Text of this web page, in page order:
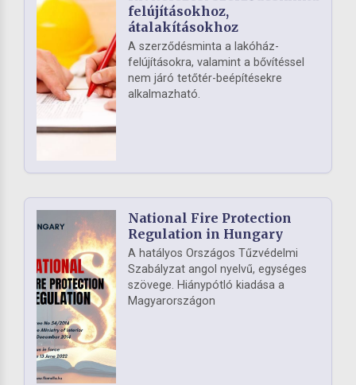
felújításokhoz,
átalakításokhoz
A szerződésminta a lakóház-
felújításokra, valamint a bővítéssel
nem járó tetőtér-beépítésekre
alkalmazható.
National Fire Protection
Regulation in Hungary
A hatályos Országos Tűzvédelmi
Szabályzat angol nyelvű, egységes
szövege. Hiánypótló kiadása a
Magyarországon